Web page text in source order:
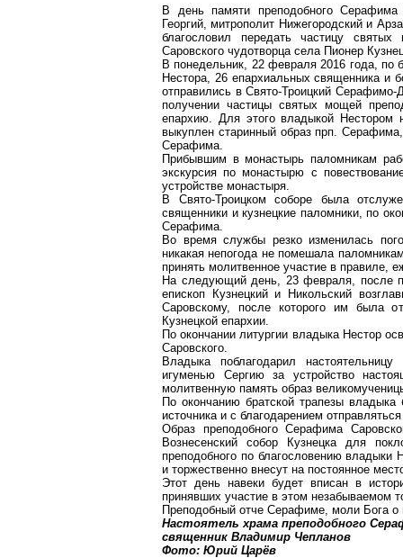
В день памяти преподобного
Георгий, митрополит Нижегородский и
благословил передать частицу
Саровского чудотворца села Пионер
В понедельник, 22 февраля 2016 года, по
Нестора, 26 епархиальных священника и
отправились в Свято-Троицкий
получении частицы святых мощей
епархию. Для этого владыкой Нестором
выкуплен старинный образ прп.
Серафима.
Прибывшим в монастырь паломникам
экскурсия по монастырю с
устройстве монастыря.
В Свято-Троицком соборе была
священники и кузнецкие паломники, по
Серафима.
Во время службы резко изменилась
никакая непогода не помешала
принять молитвенное участие в правиле,
На следующий день, 23 февраля, после
епископ Кузнецкий и Никольский
Саровскому, после которого им была
Кузнецкой епархии.
По окончании литургии владыка Нестор
Саровского.
Владыка поблагодарил
игуменью Сергию за устройство
молитвенную память образ
По окончанию братской трапезы владыка
источника и с благодарением
Образ преподобного Серафима
Вознесенский собор Кузнецка для
преподобного по благословению владыки
и торжественно внесут на постоянное
Этот день навеки будет вписан в
принявших участие в этом незабываемом
Преподобный отче Серафиме, моли Бога о
Настоятель храма преподобного
священник Владимир Чепланов
Фото: Юрий Царёв